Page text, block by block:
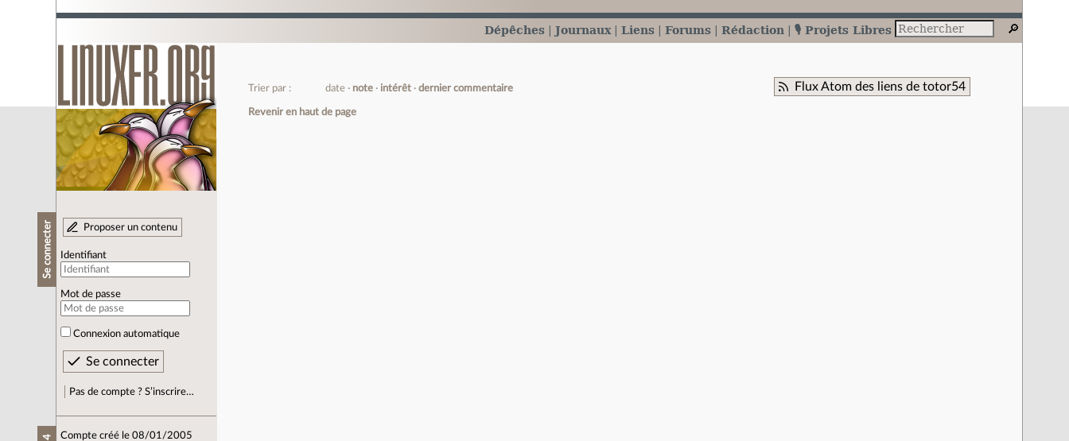
Dépêches Journaux Liens Forums Rédaction 🎙️ Projets Libres
Se connecter Proposer un contenu
Identifiant
Mot de passe
Connexion automatique
Pas de compte ? S’inscrire…
Compte créé le 08/01/2005
Flux Atom des liens de totor54
Trier par : date note intérêt dernier commentaire
Revenir en haut de page